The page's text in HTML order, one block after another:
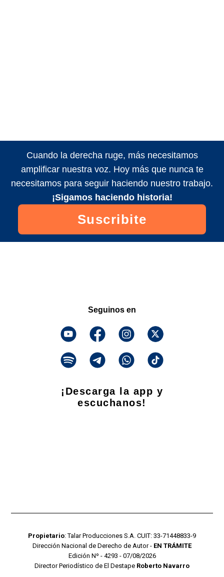
Cuando la derecha ruge, más necesitamos
amplificar nuestra voz. Hoy más que nunca te
necesitamos para seguir haciendo nuestro trabajo.
¡Sigamos haciendo historia!
Suscribite
Seguinos en
¡Descarga la app y
escuchanos!
Propietario: Talar Producciones S.A. CUIT: 33-71448833-9
Dirección Nacional de Derecho de Autor - EN TRÁMITE
Edición Nº - 4293 - 07/08/2026
Director Periodístico de El Destape Roberto Navarro